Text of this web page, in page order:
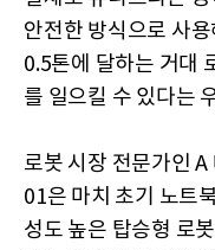
안전한 방식으로 사
0.5톤에 달하는 거대
를 일으킬 수 있다는
로봇 시장 전문가인
01은 마치 초기 노트
성도 높은 탑승형 로